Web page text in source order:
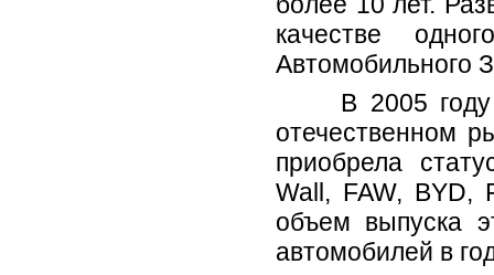
качестве
Автомобильного
В 2005 году
отечественном
приобрела
Wall, FAW,
объем выпуска
автомобилей в